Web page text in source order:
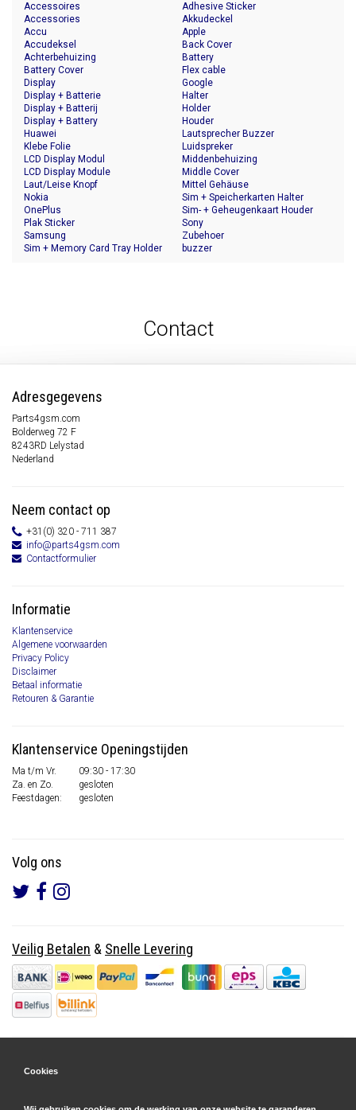
Accessoires
Accessories
Accu
Accudeksel
Achterbehuizing
Adhesive Sticker
Akkudeckel
Apple
Back Cover
Battery
Battery Cover
Display
Display + Batterie
Display + Batterij
Display + Battery
Flex cable
Google
Halter
Holder
Houder
Huawei
Klebe Folie
LCD Display Modul
LCD Display Module
Laut/Leise Knopf
Lautsprecher Buzzer
Luidspreker
Middenbehuizing
Middle Cover
Mittel Gehäuse
Nokia
OnePlus
Plak Sticker
Samsung
Sim + Memory Card Tray Holder
Sim + Speicherkarten Halter
Sim- + Geheugenkaart Houder
Sony
Zubehoer
buzzer
Contact
Adresgegevens
Parts4gsm.com
Bolderweg 72 F
8243RD Lelystad
Nederland
Neem contact op
+31(0) 320 - 711 387
info@parts4gsm.com
Contactformulier
Informatie
Klantenservice
Algemene voorwaarden
Privacy Policy
Disclaimer
Betaal informatie
Retouren & Garantie
Klantenservice Openingstijden
Ma t/m Vr.
09:30 - 17:30
Za. en Zo.
gesloten
Feestdagen:
gesloten
Volg ons
Veilig Betalen & Snelle Levering
Cookies